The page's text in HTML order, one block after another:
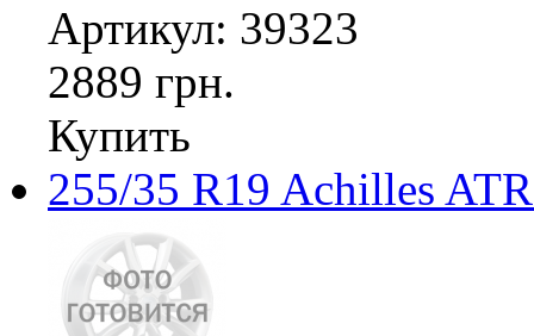
Артикул: 39323
2889 грн.
Купить
255/35 R19 Achilles